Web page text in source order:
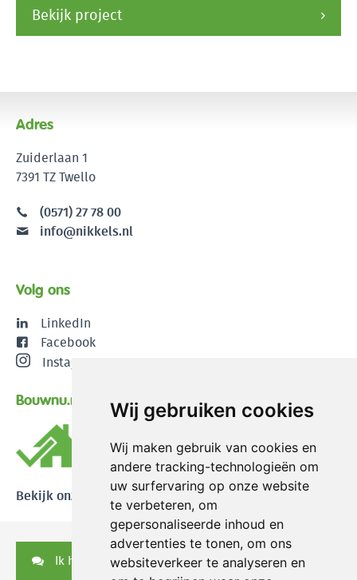
Wij gebruiken cookies
Wij maken gebruik van cookies en
andere tracking-technologieën om
uw surfervaring op onze website
te verbeteren, om
gepersonaliseerde inhoud en
advertenties te tonen, om ons
websiteverkeer te analyseren en
Bekijk project
Adres
Zuiderlaan 1
7391 TZ Twello
(0571) 27 78 00
info@nikkels.nl
Volg ons
LinkedIn
Facebook
Instagram
Bouwnu.nl
Bekijk onze reviews
Ik heb een vraag